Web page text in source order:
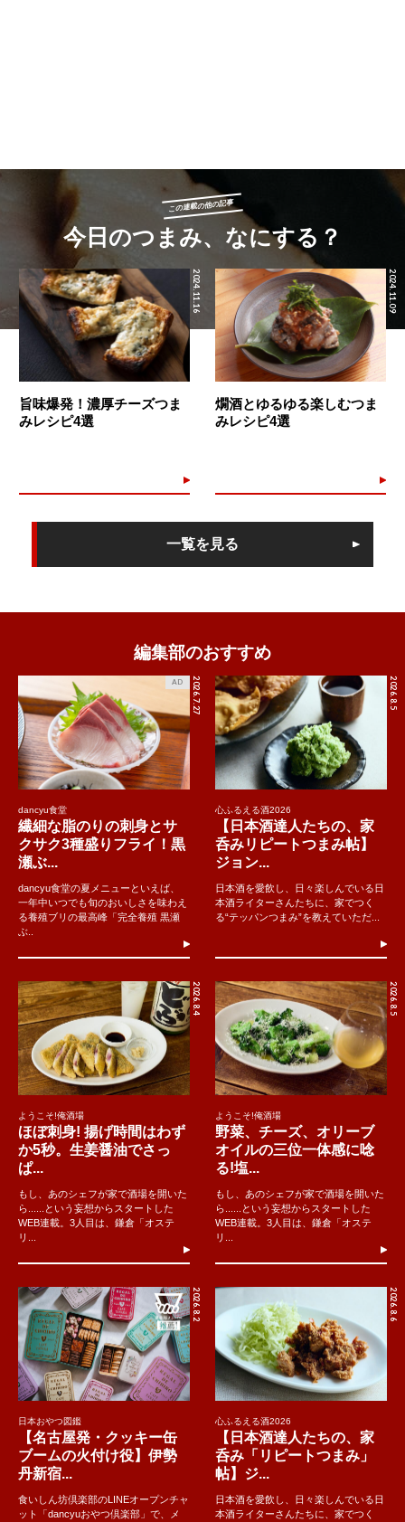
この連載の他の記事
今日のつまみ、なにする？
2024.11.16
旨味爆発！濃厚チーズつま
みレシピ4選
2024.11.09
燗酒とゆるゆる楽しむつま
みレシピ4選
一覧を見る
編集部のおすすめ
2026.7.27
AD
dancyu食堂
繊細な脂のりの刺身とサ
クサク3種盛りフライ！黒
瀬ぶ...
dancyu食堂の夏メニューといえば、
一年中いつでも旬のおいしさを味わえ
る養殖ブリの最高峰「完全養殖 黒瀬
ぶ..
2026.8.5
心ふるえる酒2026
【日本酒達人たちの、家
呑みリピートつまみ帖】
ジョン...
日本酒を愛飲し、日々楽しんでいる日
本酒ライターさんたちに、家でつく
る“テッパンつまみ”を教えていただ...
2026.8.4
ようこそ!俺酒場
ほぼ刺身! 揚げ時間はわず
か5秒。生姜醤油でさっ
ぱ...
もし、あのシェフが家で酒場を開いた
ら......という妄想からスタートした
WEB連載。3人目は、鎌倉「オステ
リ...
2026.8.5
ようこそ!俺酒場
野菜、チーズ、オリーブ
オイルの三位一体感に唸
る!塩...
もし、あのシェフが家で酒場を開いた
ら......という妄想からスタートした
WEB連載。3人目は、鎌倉「オステ
リ...
2026.8.2
日本おやつ図鑑
【名古屋発・クッキー缶
ブームの火付け役】伊勢
丹新宿...
食いしん坊倶楽部のLINEオープンチャ
ット「dancyuおやつ倶楽部」で、メ
2026.8.6
心ふるえる酒2026
【日本酒達人たちの、家
呑み「リピートつまみ」
帖】ジ...
日本酒を愛飲し、日々楽しんでいる日
本酒ライターさんたちに、家でつく